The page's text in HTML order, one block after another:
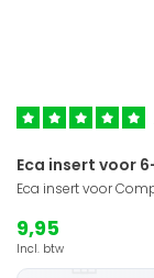
Eca insert voor
Eca insert voor
9,95
Incl. btw